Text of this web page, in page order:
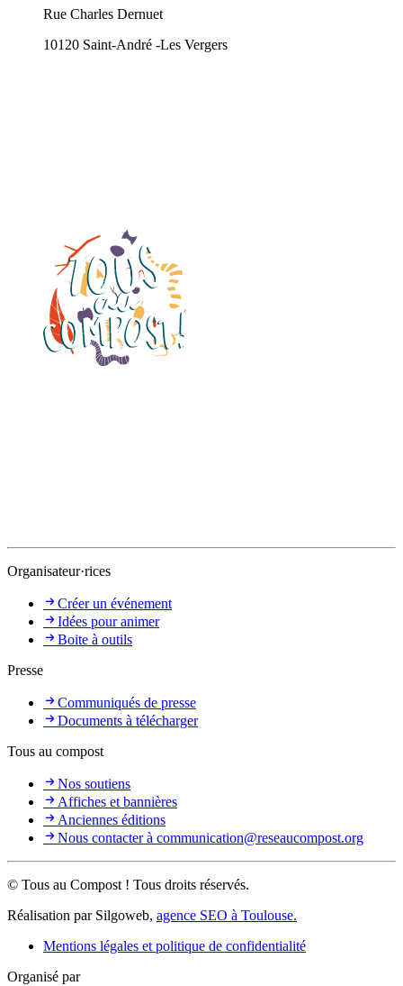
Rue Charles Dernuet
10120 Saint-André -Les Vergers
Organisateur·rices
Créer un événement
Idées pour animer
Boite à outils
Presse
Communiqués de presse
Documents à télécharger
Tous au compost
Nos soutiens
Affiches et bannières
Anciennes éditions
Nous contacter à communication@reseaucompost.org
© Tous au Compost ! Tous droits réservés.
Réalisation par Silgoweb, agence SEO à Toulouse.
Mentions légales et politique de confidentialité
Organisé par